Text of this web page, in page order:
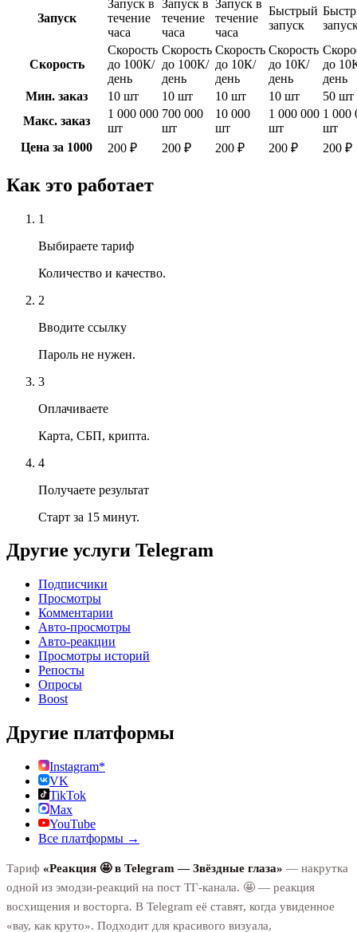
Запуск
Запуск в
течение
часа
Запуск в
течение
часа
Запуск в
течение
часа
Быстрый
запуск
Скорость
Скорость
до 100К/
день
Скорость
до 100К/
день
Скорость
до 10К/
день
Скорость
до 10К/
день
до
день
Мин. заказ
10 шт 10 шт 10 шт 10 шт
50 шт
Макс. заказ
1 000 000
шт
700 000
шт
10 000
шт
1 000 000
шт
1 000
шт
Цена за 1000
200 ₽ 200 ₽ 200 ₽ 200 ₽ 200 ₽
Как это работает
1
Выбираете тариф
Количество и качество.
2
Вводите ссылку
Пароль не нужен.
3
Оплачиваете
Карта, СБП, крипта.
4
Получаете результат
Старт за 15 минут.
Другие услуги Telegram
Подписчики
Просмотры
Комментарии
Авто-просмотры
Авто-реакции
Просмотры историй
Репосты
Опросы
Boost
Другие платформы
Instagram*
VK
TikTok
Max
YouTube
Все платформы →
Тариф «Реакция 🤩 в Telegram — Звёздные глаза» — накрутка
одной из эмодзи-реакций на пост ТГ-канала. 🤩 — реакция
восхищения и восторга. В Telegram её ставят, когда увиденное
«вау, как круто». Подходит для красивого визуала,